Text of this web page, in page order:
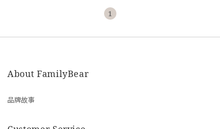
1
About FamilyBear
品牌故事